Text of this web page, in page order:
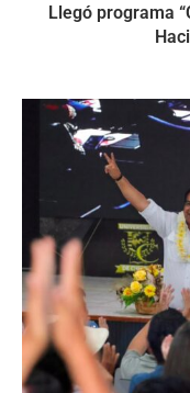
Llegó programa